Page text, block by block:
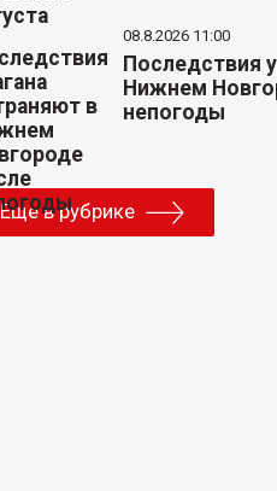
08.8.2026 11:00
Последствия
Нижнем
непогоды
Еще в рубрике